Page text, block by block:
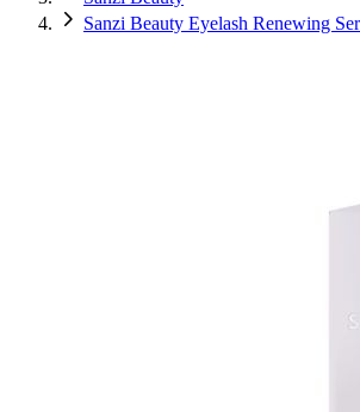
Sanzi Beauty Eyelash Renewing